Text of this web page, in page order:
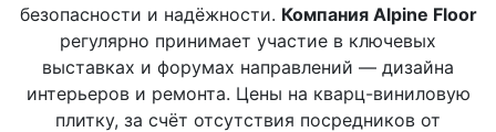
безопасности и надёжности. Компания Alpine Floor
регулярно принимает участие в ключевых
выставках и форумах направлений — дизайна
интерьеров и ремонта. Цены на кварц-виниловую
плитку, за счёт отсутствия посредников от